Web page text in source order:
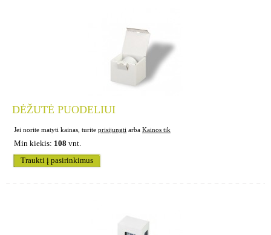
DĖŽUTĖ PUODELIUI
Jei norite matyti kainas, turite prisijungti arba Kainos tik
Min kiekis: 108 vnt.
Traukti į pasirinkimus